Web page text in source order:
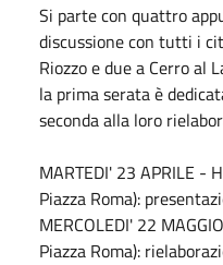
Si parte con quattro
discussione con tutti i
Riozzo e due a Cerro al
la prima serata è
seconda alla loro
MARTEDI' 23 APRILE -
Piazza Roma):
MERCOLEDI' 22
Piazza Roma):